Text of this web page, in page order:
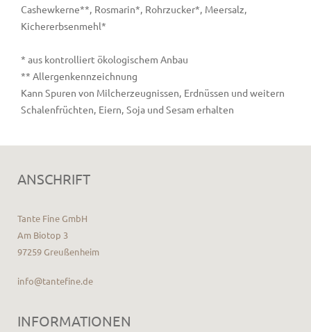
Cashewkerne**, Rosmarin*, Rohrzucker*, Meersalz,
Kichererbsenmehl*
* aus kontrolliert ökologischem Anbau
** Allergenkennzeichnung
Kann Spuren von Milcherzeugnissen, Erdnüssen und weitern
Schalenfrüchten, Eiern, Soja und Sesam erhalten
ANSCHRIFT
Tante Fine GmbH
Am Biotop 3
97259 Greußenheim
info@tantefine.de
INFORMATIONEN